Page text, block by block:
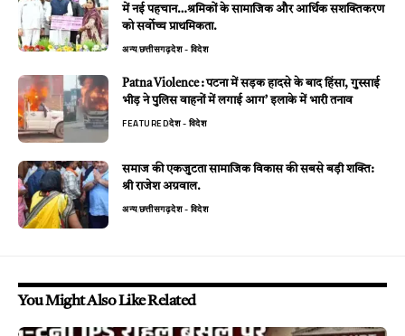
में नई पहचान…श्रमिकों के सामाजिक और आर्थिक सशक्तिकरण
को सर्वाेच्च प्राथमिकता.
अन्यछत्तीसगढ़देश - विदेश
Patna Violence : पटना में सड़क हादसे के बाद हिंसा, गुस्साई
भीड़ ने पुलिस वाहनों में लगाई आग’ इलाके में भारी तनाव
FEATUREDदेश - विदेश
समाज की एकजुटता सामाजिक विकास की सबसे बड़ी शक्ति:
श्री राजेश अग्रवाल.
अन्यछत्तीसगढ़देश - विदेश
You Might Also Like Related